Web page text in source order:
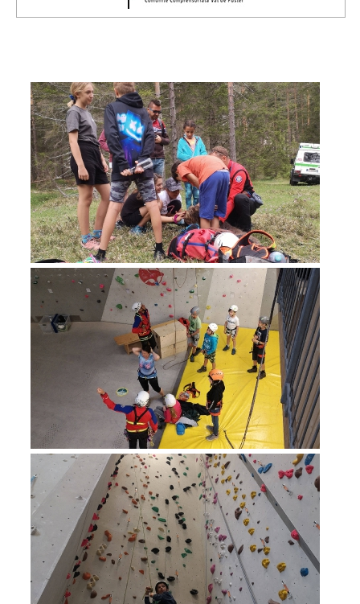
Direction
Procédure d'alarme